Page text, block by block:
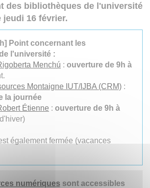
des bibliothèques de l'université
16 février.
Point concernant les
l'université :
Menchú : ouverture de 9h à
Montaigne IUT/IJBA (CRM) :
la journée
Étienne : ouverture de 9h à
également fermée (vacances
numériques sont accessibles